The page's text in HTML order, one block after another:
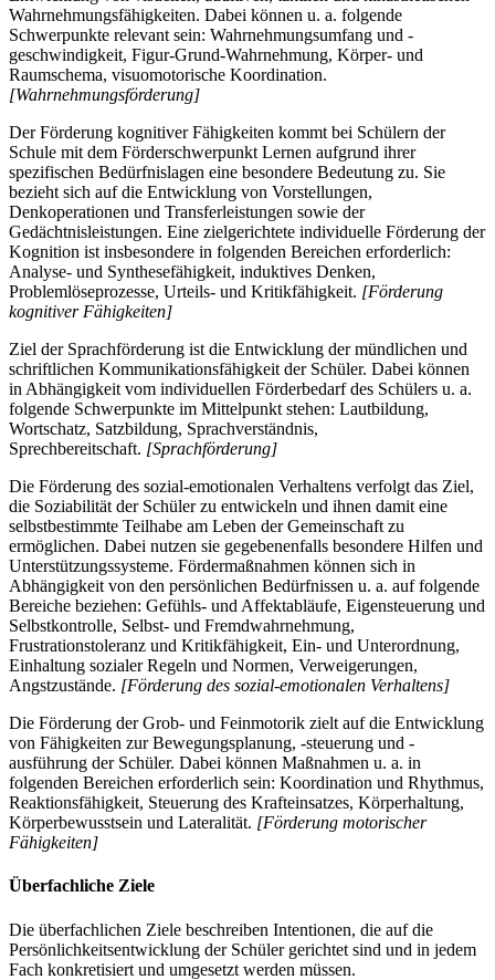
Wahrnehmungsfähigkeiten. Dabei können u. a. folgende
Schwerpunkte relevant sein: Wahrnehmungsumfang und -
geschwindigkeit, Figur-Grund-Wahrnehmung, Körper- und
Raumschema, visuomotorische Koordination.
[Wahrnehmungsförderung]
Der Förderung kognitiver Fähigkeiten kommt bei Schülern der
Schule mit dem Förderschwerpunkt Lernen aufgrund ihrer
spezifischen Bedürfnislagen eine besondere Bedeutung zu. Sie
bezieht sich auf die Entwicklung von Vorstellungen,
Denkoperationen und Transferleistungen sowie der
Gedächtnisleistungen. Eine zielgerichtete individuelle Förderung der
Kognition ist insbesondere in folgenden Bereichen erforderlich:
Analyse- und Synthesefähigkeit, induktives Denken,
Problemlöseprozesse, Urteils- und Kritikfähigkeit. [Förderung
kognitiver Fähigkeiten]
Ziel der Sprachförderung ist die Entwicklung der mündlichen und
schriftlichen Kommunikationsfähigkeit der Schüler. Dabei können
in Abhängigkeit vom individuellen Förderbedarf des Schülers u. a.
folgende Schwerpunkte im Mittelpunkt stehen: Lautbildung,
Wortschatz, Satzbildung, Sprachverständnis,
Sprechbereitschaft. [Sprachförderung]
Die Förderung des sozial-emotionalen Verhaltens verfolgt das Ziel,
die Soziabilität der Schüler zu entwickeln und ihnen damit eine
selbstbestimmte Teilhabe am Leben der Gemeinschaft zu
ermöglichen. Dabei nutzen sie gegebenenfalls besondere Hilfen und
Unterstützungssysteme. Fördermaßnahmen können sich in
Abhängigkeit von den persönlichen Bedürfnissen u. a. auf folgende
Bereiche beziehen: Gefühls- und Affektabläufe, Eigensteuerung und
Selbstkontrolle, Selbst- und Fremdwahrnehmung,
Frustrationstoleranz und Kritikfähigkeit, Ein- und Unterordnung,
Einhaltung sozialer Regeln und Normen, Verweigerungen,
Angstzustände. [Förderung des sozial-emotionalen Verhaltens]
Die Förderung der Grob- und Feinmotorik zielt auf die Entwicklung
von Fähigkeiten zur Bewegungsplanung, -steuerung und -
ausführung der Schüler. Dabei können Maßnahmen u. a. in
folgenden Bereichen erforderlich sein: Koordination und Rhythmus,
Reaktionsfähigkeit, Steuerung des Krafteinsatzes, Körperhaltung,
Körperbewusstsein und Lateralität. [Förderung motorischer
Fähigkeiten]
Überfachliche Ziele
Die überfachlichen Ziele beschreiben Intentionen, die auf die
Persönlichkeitsentwicklung der Schüler gerichtet sind und in jedem
Fach konkretisiert und umgesetzt werden müssen.